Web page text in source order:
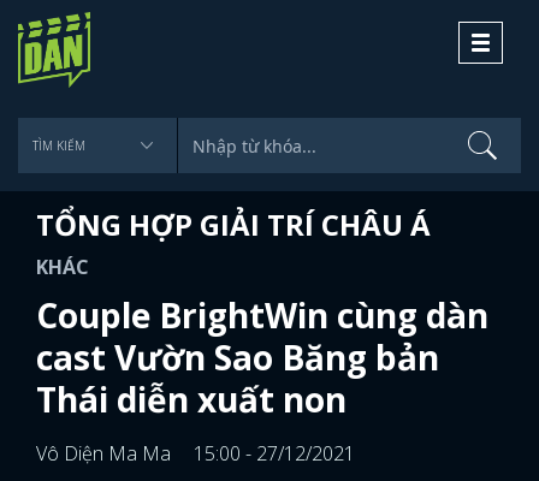
Toggle
TỔNG HỢP GIẢI TRÍ CHÂU Á
KHÁC
Couple BrightWin cùng dàn
cast Vườn Sao Băng bản
Thái diễn xuất non
Vô Diện Ma Ma
15:00 - 27/12/2021